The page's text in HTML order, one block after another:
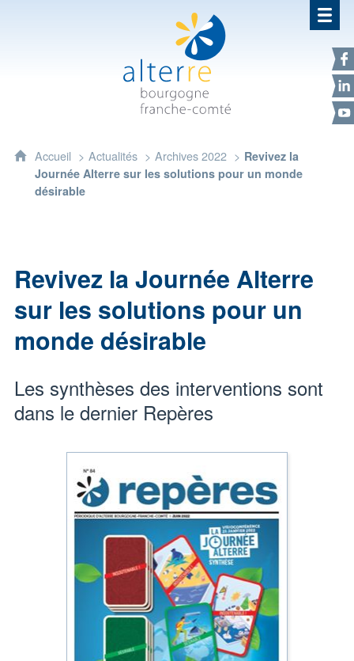
Alterre Bourgogne Franche-
Accueil Actualités Archives 2022
Revivez la
Journée Alterre sur les solutions pour un monde
désirable
Revivez la Journée Alterre
sur les solutions pour un
monde désirable
Les synthèses des interventions sont
dans le dernier Repères